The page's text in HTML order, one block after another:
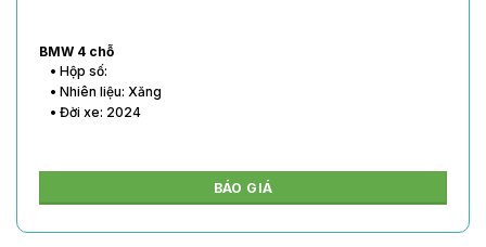
BMW 4 chỗ
• Hộp số:
• Nhiên liệu: Xăng
• Đời xe: 2024
BÁO GIÁ